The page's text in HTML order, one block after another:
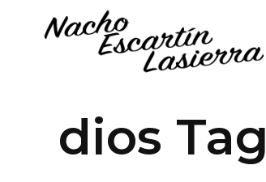
dios Tag